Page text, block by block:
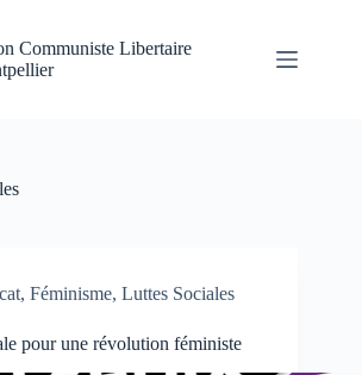
Communiste Libertaire
, Féminisme, Luttes Sociales
pour une révolution féministe